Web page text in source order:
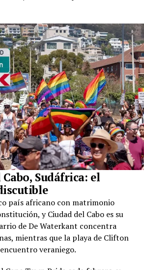
Sudáfrica: el
país africano con matrimonio
y Ciudad del Cabo es su
de De Waterkant concentra
mientras que la playa de Clifton
veraniego.